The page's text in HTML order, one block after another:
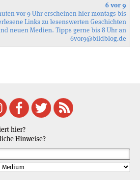
6 vor 9
vor 9 Uhr erscheinen hier montags bis
Links zu lesenswerten Geschichten
neuen Medien. Tipps gerne bis 8 Uhr an
6vor9@bildblog.de
hier?
Hinweise?